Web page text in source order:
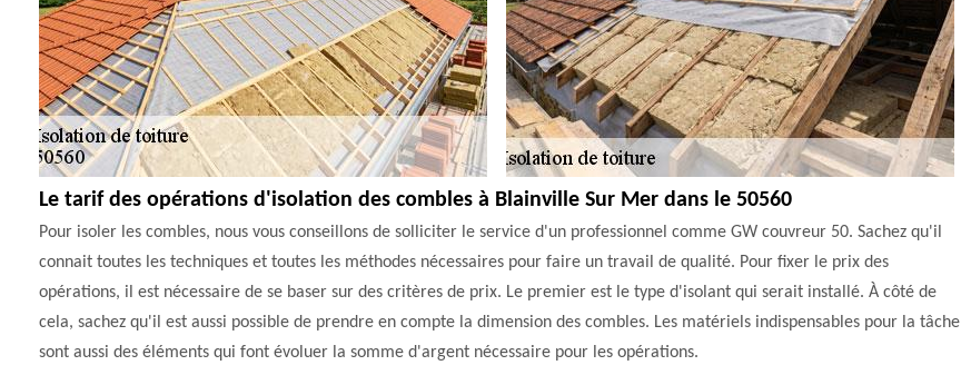
Le tarif des opérations d'isolation des combles à Blainville Sur Mer dans le 50560
Pour isoler les combles, nous vous conseillons de solliciter le service d'un professionnel comme GW couvreur 50. Sachez qu'il
connait toutes les techniques et toutes les méthodes nécessaires pour faire un travail de qualité. Pour fixer le prix des
opérations, il est nécessaire de se baser sur des critères de prix. Le premier est le type d'isolant qui serait installé. À côté de
cela, sachez qu'il est aussi possible de prendre en compte la dimension des combles. Les matériels indispensables pour la tâche
sont aussi des éléments qui font évoluer la somme d'argent nécessaire pour les opérations.